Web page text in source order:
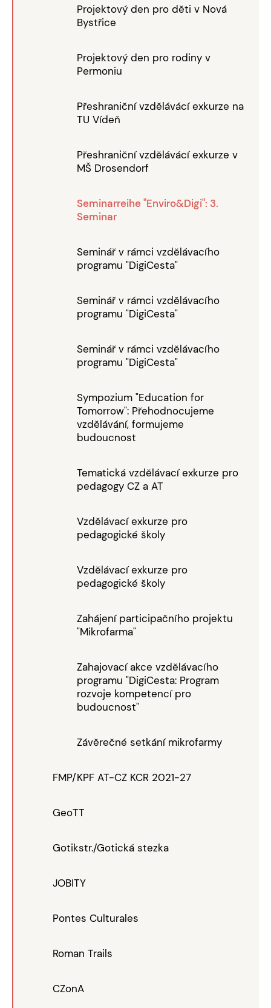
Projektový den pro děti v Nová
Bystřice
Projektový den pro rodiny v
Permoniu
Přeshraniční vzdělávácí exkurze na
TU Vídeň
Přeshraniční vzdělávácí exkurze v
MŠ Drosendorf
Seminarreihe "Enviro&Digi": 3.
Seminar
Seminář v rámci vzdělávacího
programu "DigiCesta"
Seminář v rámci vzdělávacího
programu "DigiCesta"
Seminář v rámci vzdělávacího
programu "DigiCesta"
Sympozium "Education for
Tomorrow": Přehodnocujeme
vzdělávání, formujeme
budoucnost
Tematická vzdělávací exkurze pro
pedagogy CZ a AT
Vzdělávací exkurze pro
pedagogické školy
Vzdělávací exkurze pro
pedagogické školy
Zahájení participačního projektu
"Mikrofarma"
Zahajovací akce vzdělávacího
programu "DigiCesta: Program
rozvoje kompetencí pro
budoucnost"
Závěrečné setkání mikrofarmy
FMP/KPF AT-CZ KCR 2021-27
GeoTT
Gotikstr./Gotická stezka
JOBITY
Pontes Culturales
Roman Trails
CZonA